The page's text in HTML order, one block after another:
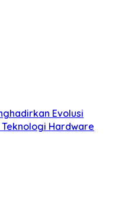
Evolusi
Hardware